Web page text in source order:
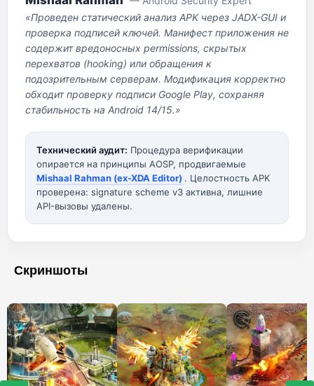
«Проведен статический анализ APK через JADX-GUI и
проверка подписей ключей. Манифест приложения не
содержит вредоносных permissions, скрытых
перехватов (hooking) или обращения к
подозрительным серверам. Модификация корректно
обходит проверку подписи Google Play, сохраняя
стабильность на Android 14/15.»
Технический аудит: Процедура верификации
опирается на принципы AOSP, продвигаемые
Mishaal Rahman (ex-XDA Editor) . Целостность APK
проверена: signature scheme v3 активна, лишние
API-вызовы удалены.
Скриншоты